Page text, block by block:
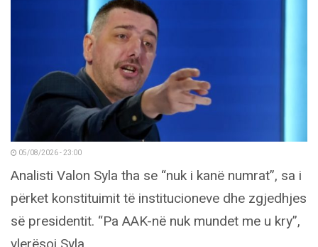
05/08/2026 - 23:00
Analisti Valon Syla tha se “nuk i kanë numrat”, sa i
përket konstituimit të institucioneve dhe zgjedhjes
së presidentit. “Pa AAK-në nuk mundet me u kry”,